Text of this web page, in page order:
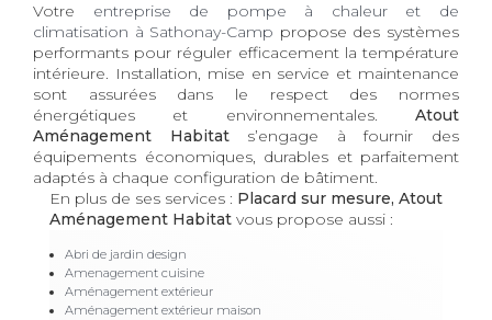
Votre entreprise de pompe à chaleur et de
climatisation à Sathonay-Camp propose des systèmes
performants pour réguler efficacement la température
intérieure. Installation, mise en service et maintenance
sont assurées dans le respect des normes
énergétiques et environnementales. Atout
Aménagement Habitats’engage à fournir des
équipements économiques, durables et parfaitement
adaptés à chaque configuration de bâtiment.
En plus de ses services : Placard sur mesure, Atout
Aménagement Habitat vous propose aussi :
Abri de jardin design
Amenagement cuisine
Aménagement extérieur
Aménagement extérieur maison